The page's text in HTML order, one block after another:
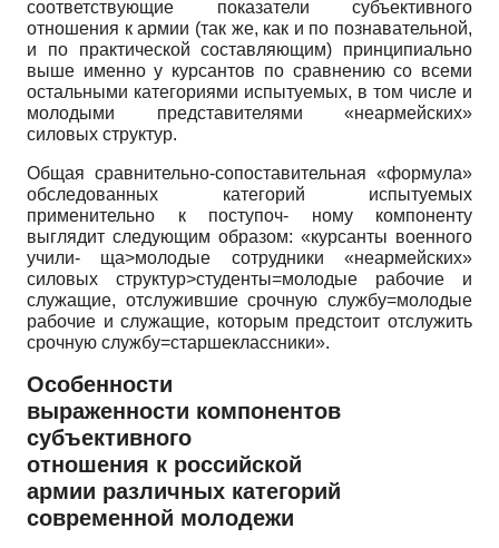
соответствующие показатели субъективного
отношения к армии (так же, как и по познавательной,
и по практической составляющим) принципиально
выше именно у курсантов по сравнению со всеми
остальными категориями испытуемых, в том числе и
молодыми представителями «неармейских»
силовых структур.
Общая сравнительно-сопоставительная «формула»
обследованных категорий испытуемых
применительно к поступоч- ному компоненту
выглядит следующим образом: «курсанты военного
учили- ща>молодые сотрудники «неармейских»
силовых структур>студенты=молодые рабочие и
служащие, отслужившие срочную службу=молодые
рабочие и служащие, которым предстоит отслужить
срочную службу=старшеклассники».
Особенности
выраженности компонентов
субъективного
отношения к российской
армии различных категорий
современной молодежи